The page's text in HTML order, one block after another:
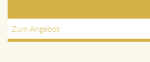
Zum Angebot